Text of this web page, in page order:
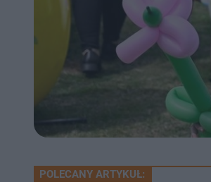
POLECANY ARTYKUŁ: